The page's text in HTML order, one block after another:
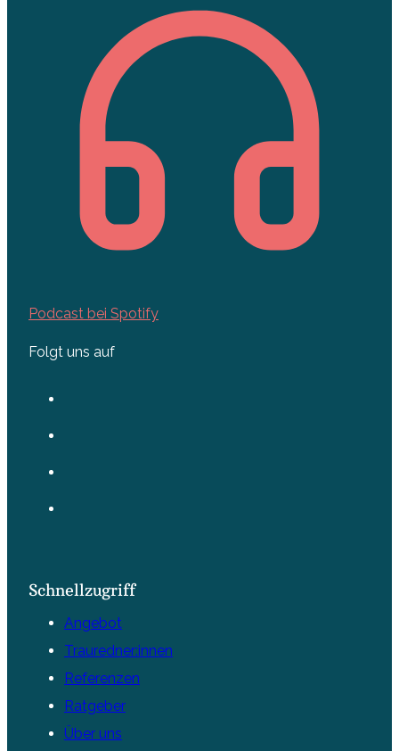
Podcast bei Spotify
Folgt uns auf
Schnellzugriff
Angebot
Trauredner:innen
Referenzen
Ratgeber
Über uns